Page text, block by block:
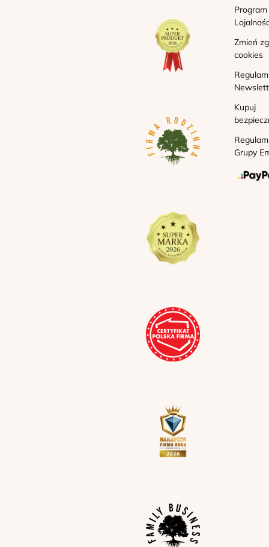
Program
Zmień
cookies
Kupuj
Grupy